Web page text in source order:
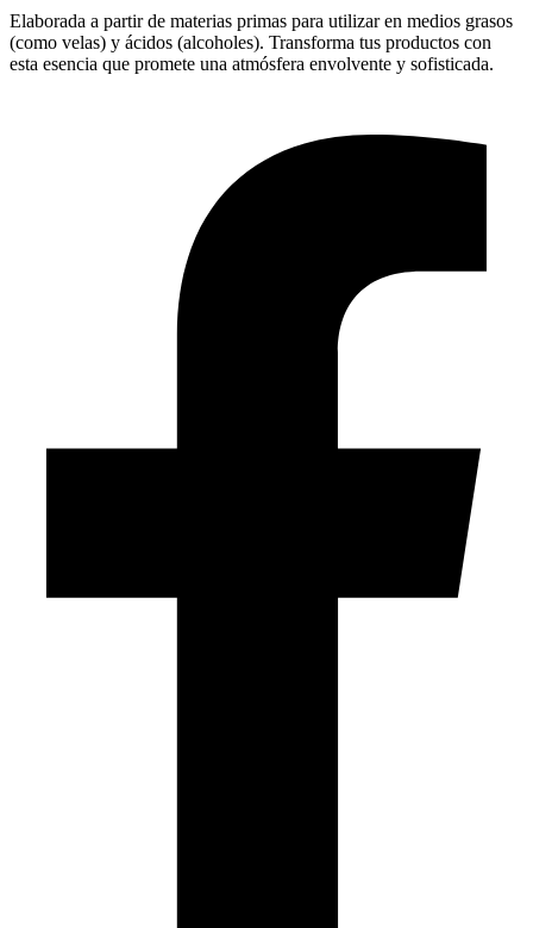
Elaborada a partir de materias primas para utilizar en medios grasos
(como velas) y ácidos (alcoholes). Transforma tus productos con
esta esencia que promete una atmósfera envolvente y sofisticada.